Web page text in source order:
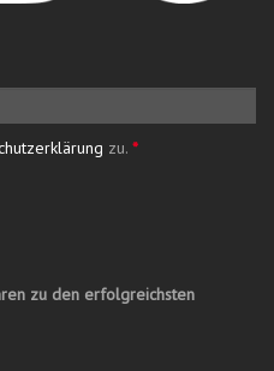
zu. *
zu den erfolgreichsten